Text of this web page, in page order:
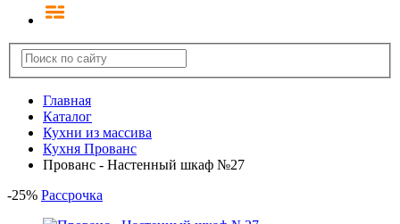
Главная
Каталог
Кухни из массива
Кухня Прованс
Прованс - Настенный шкаф №27
-25% Рассрочка